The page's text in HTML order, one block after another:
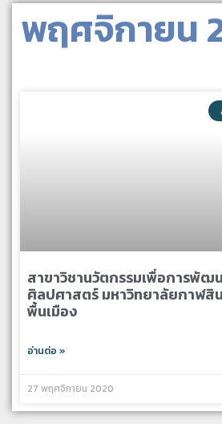
พฤศจิกายน
สาขาวิชานวัตกรรมเพื่อการพั
ศิลปศาสตร์ มหาวิทยาลัยกาฬสิ
พื้นเมือง
อ่านต่อ »
27 พฤศจิกายน 2020